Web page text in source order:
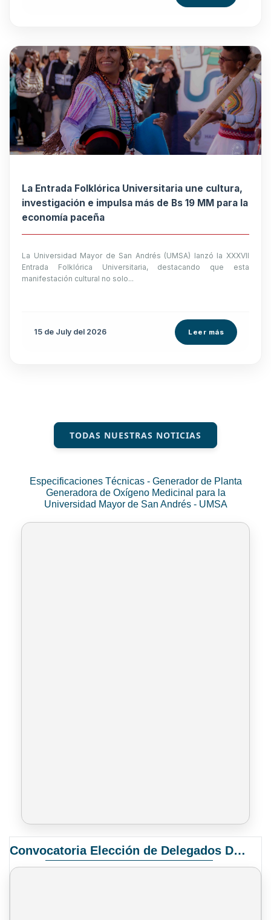
La Entrada Folklórica Universitaria une cultura,
investigación e impulsa más de Bs 19 MM para la
economía paceña
La Universidad Mayor de San Andrés (UMSA) lanzó la XXXVII
Entrada Folklórica Universitaria, destacando que esta
manifestación cultural no solo...
15 de July del 2026 Leer más
TODAS NUESTRAS NOTICIAS
Especificaciones Técnicas - Generador de Planta
Generadora de Oxígeno Medicinal para la
Universidad Mayor de San Andrés - UMSA
Convocatoria Elección de Delegados Docentes para el XIV Congreso Nacional de Universidades